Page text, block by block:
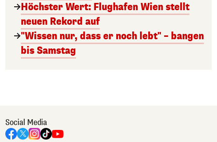
Höchster Wert: Flughafen Wien stellt
neuen Rekord auf
"Wissen nur, dass er noch lebt" – bangen
bis Samstag
Social Media